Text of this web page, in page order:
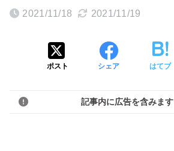
2021/11/18 2021/11/19
ポスト シェア はてブ
記事内に広告を含みます